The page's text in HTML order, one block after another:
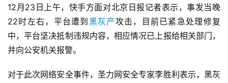
12月23日上午，快手方面对北京日报记者表示，事发当晚
22时左右，平台遭到 黑灰产攻击，目前已紧急处理修复
中，平台坚决抵制违规内容，相应情况已上报给相关部门，
并向公安机关报警。
对于此次网络安全事件，圣力网安全专家李胜利表示，黑灰